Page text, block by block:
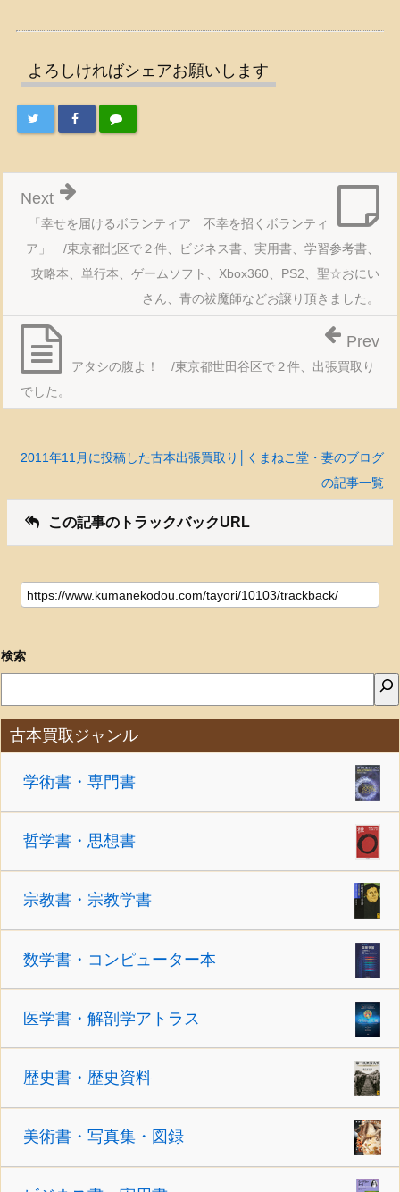
よろしければシェアお願いします
「幸せを届けるボランティア 不幸を招くボランティ
ア」 /東京都北区で２件、ビジネス書、実用書、学習参考書、
攻略本、単行本、ゲームソフト、Xbox360、PS2、聖☆おにい
さん、青の祓魔師などお譲り頂きました。
Next
アタシの腹よ！ /東京都世田谷区で２件、出張買取り
でした。
Prev
2011年11月に投稿した古本出張買取り│くまねこ堂・妻のブログ
の記事一覧
この記事のトラックバックURL
検索
古本買取ジャンル
学術書・専門書
哲学書・思想書
宗教書・宗教学書
数学書・コンピューター本
医学書・解剖学アトラス
歴史書・歴史資料
美術書・写真集・図録